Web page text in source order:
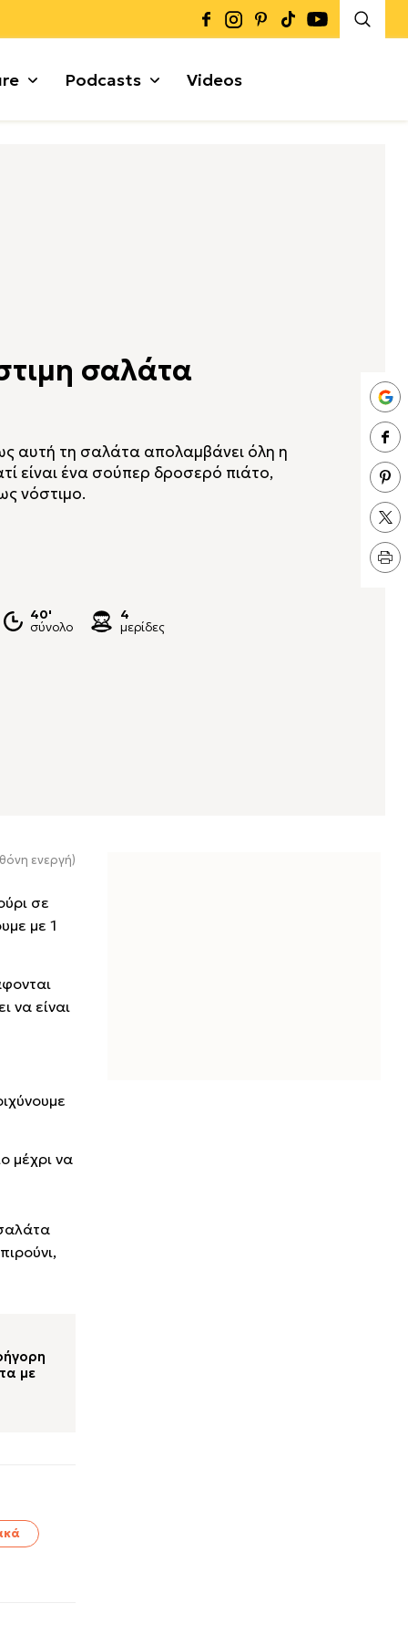
Podcasts Videos
σαλάτα
αυτή τη σαλάτα απολαμβάνει όλη η
είναι ένα σούπερ δροσερό πιάτο,
νόστιμο.
40'
σύνολο
4
μερίδες
ενεργή)
σε
με 1
να είναι
μέχρι να
με